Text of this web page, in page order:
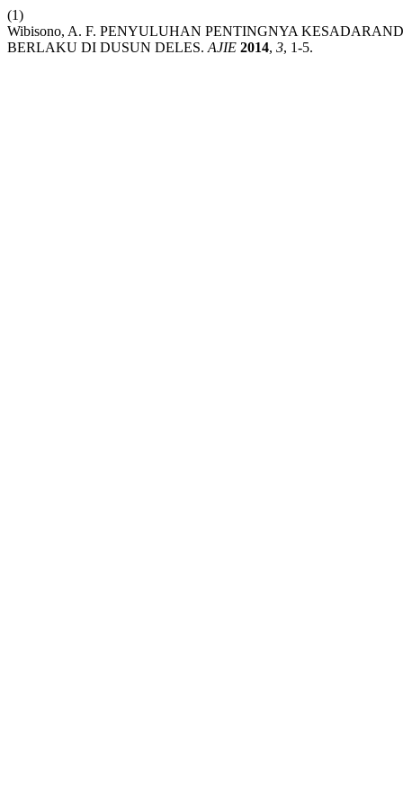
(1)
Wibisono, A. F. PENYULUHAN PENTINGNYA
BERLAKU DI DUSUN DELES. AJIE 2014, 3, 1-5.